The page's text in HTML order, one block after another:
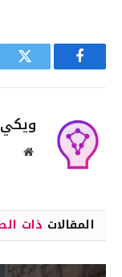
فيسبوك تويتر
موقع
المقالات ذات